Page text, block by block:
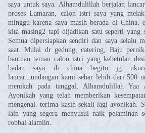
saya untuk saya. Alhamdulillah berjalan
proses Lamaran, calon istri saya yang
minggu karena saya masih berada di China,
kita masing2 tapi dijadikan satu seperti yang
Semua dipersiapkan sendiri dan saya selalu
saat. Mulai dr gedung, catering, Baju
bantuan teman calon istri yang kebetulan
badan saya di china begitu jg ukuran
lancar...undangan kami sebar lebih dari 500
menikah pada tanggal, Alhamdulillah Yaa
Ayonikah yang telah memberikan
mengenal. terima kasih sekali lagi ayonikah.
lain yang segera menyusul naik pelaminan
robbal alamiin.